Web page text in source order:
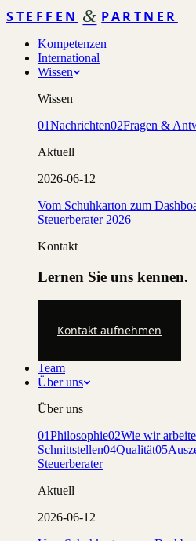
STEFFEN & PARTNER
Kompetenzen
International
Wissen
Wissen
01Nachrichten02Fragen &
Aktuell
2026-06-12
Vom Schuhkarton zum
Steuerberater 2026
Kontakt
Lernen Sie uns kennen.
Kontakt aufnehmen
Team
Über uns
Über uns
01Philosophie02Wie wir
Schnittstellen04Qualität05
Steuerberater
Aktuell
2026-06-12